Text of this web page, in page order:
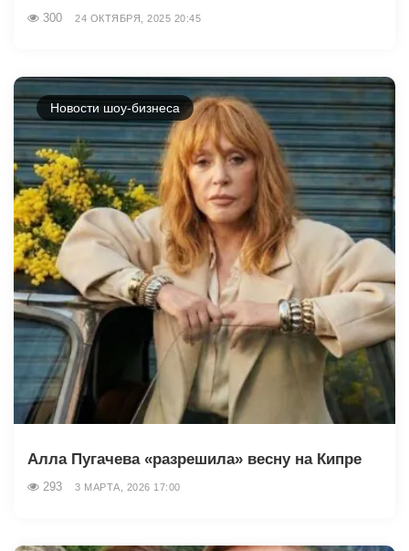
300 24 ОКТЯБРЯ, 2025 20:45
Новости шоу-бизнеса
Алла Пугачева «разрешила» весну на Кипре
293 3 МАРТА, 2026 17:00